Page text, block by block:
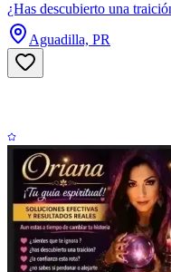
¿Has descubierto una
Aguadilla, PR